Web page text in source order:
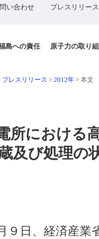
い合わせ プレスリリー
島への責任 原子力の取り
プレスリリース > 2012年 > 本文
所における
及び処理の
９日、経済産業